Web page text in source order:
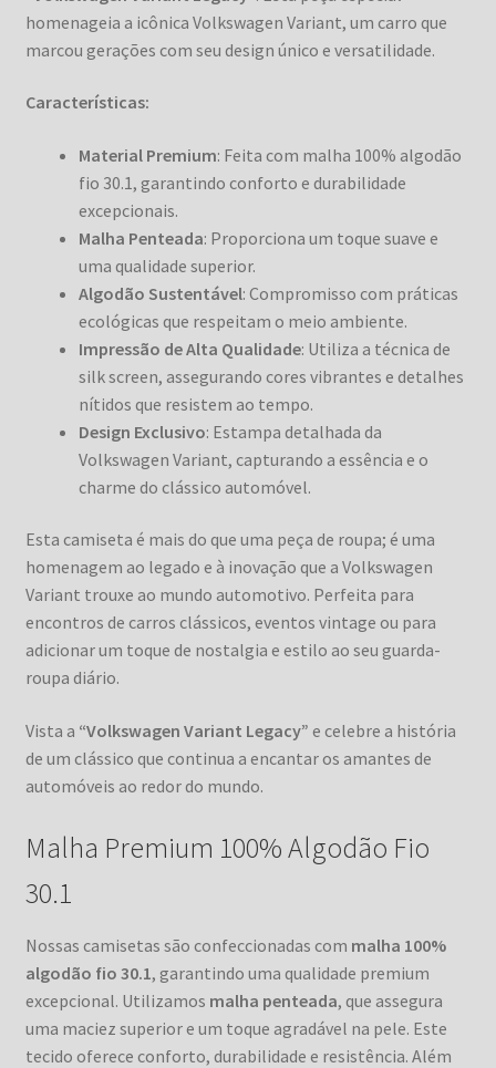
homenageia a icônica Volkswagen Variant, um carro que
marcou gerações com seu design único e versatilidade.
Características:
Material Premium: Feita com malha 100% algodão
fio 30.1, garantindo conforto e durabilidade
excepcionais.
Malha Penteada: Proporciona um toque suave e
uma qualidade superior.
Algodão Sustentável: Compromisso com práticas
ecológicas que respeitam o meio ambiente.
Impressão de Alta Qualidade: Utiliza a técnica de
silk screen, assegurando cores vibrantes e detalhes
nítidos que resistem ao tempo.
Design Exclusivo: Estampa detalhada da
Volkswagen Variant, capturando a essência e o
charme do clássico automóvel.
Esta camiseta é mais do que uma peça de roupa; é uma
homenagem ao legado e à inovação que a Volkswagen
Variant trouxe ao mundo automotivo. Perfeita para
encontros de carros clássicos, eventos vintage ou para
adicionar um toque de nostalgia e estilo ao seu guarda-
roupa diário.
Vista a “Volkswagen Variant Legacy” e celebre a história
de um clássico que continua a encantar os amantes de
automóveis ao redor do mundo.
Malha Premium 100% Algodão Fio
30.1
Nossas camisetas são confeccionadas com malha 100%
algodão fio 30.1, garantindo uma qualidade premium
excepcional. Utilizamos malha penteada, que assegura
uma maciez superior e um toque agradável na pele. Este
tecido oferece conforto, durabilidade e resistência. Além